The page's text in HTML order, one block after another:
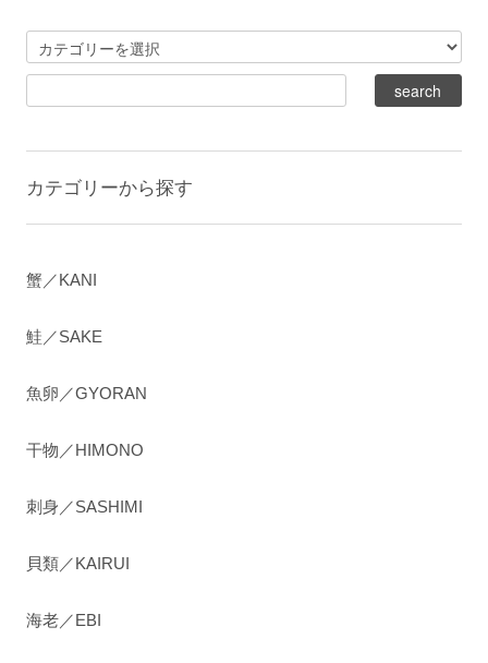
カテゴリーから探す
蟹／KANI
鮭／SAKE
魚卵／GYORAN
干物／HIMONO
刺身／SASHIMI
貝類／KAIRUI
海老／EBI